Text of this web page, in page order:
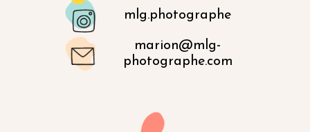
mlg.photographe
marion@mlg-
photographe.com